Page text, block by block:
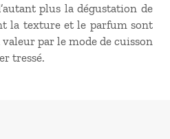
plus la dégustation de
la texture et le parfum sont
par le mode de cuisson
tressé.